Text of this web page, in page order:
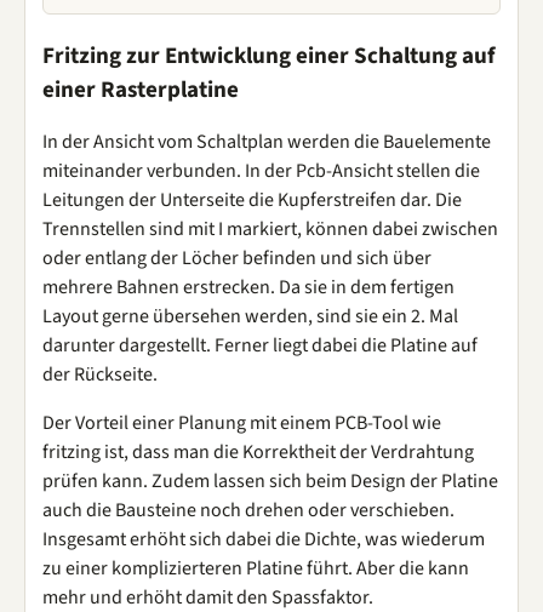
Fritzing zur Entwicklung einer Schaltung auf
einer Rasterplatine
In der Ansicht vom Schaltplan werden die Bauelemente
miteinander verbunden. In der Pcb-Ansicht stellen die
Leitungen der Unterseite die Kupferstreifen dar. Die
Trennstellen sind mit I markiert, können dabei zwischen
oder entlang der Löcher befinden und sich über
mehrere Bahnen erstrecken. Da sie in dem fertigen
Layout gerne übersehen werden, sind sie ein 2. Mal
darunter dargestellt. Ferner liegt dabei die Platine auf
der Rückseite.
Der Vorteil einer Planung mit einem PCB-Tool wie
fritzing ist, dass man die Korrektheit der Verdrahtung
prüfen kann. Zudem lassen sich beim Design der Platine
auch die Bausteine noch drehen oder verschieben.
Insgesamt erhöht sich dabei die Dichte, was wiederum
zu einer komplizierteren Platine führt. Aber die kann
mehr und erhöht damit den Spassfaktor.